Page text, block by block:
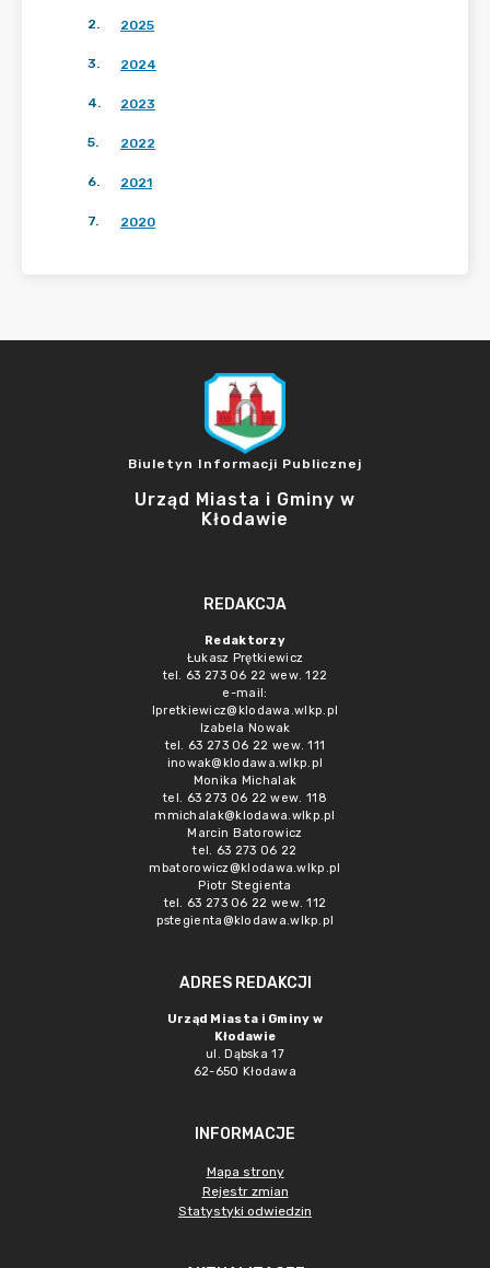
2. 2025
3. 2024
4. 2023
5. 2022
6. 2021
7. 2020
Biuletyn Informacji Publicznej
Urząd Miasta i Gminy w
Kłodawie
REDAKCJA
Redaktorzy
Łukasz Prętkiewicz
tel. 63 273 06 22 wew. 122
e-mail:
lpretkiewicz@klodawa.wlkp.pl
Izabela Nowak
tel. 63 273 06 22 wew. 111
inowak@klodawa.wlkp.pl
Monika Michalak
tel. 63 273 06 22 wew. 118
mmichalak@klodawa.wlkp.pl
Marcin Batorowicz
tel. 63 273 06 22
mbatorowicz@klodawa.wlkp.pl
Piotr Stegienta
tel. 63 273 06 22 wew. 112
pstegienta@klodawa.wlkp.pl
ADRES REDAKCJI
Urząd Miasta i Gminy w
Kłodawie
ul. Dąbska 17
62-650 Kłodawa
INFORMACJE
Mapa strony
Rejestr zmian
Statystyki odwiedzin